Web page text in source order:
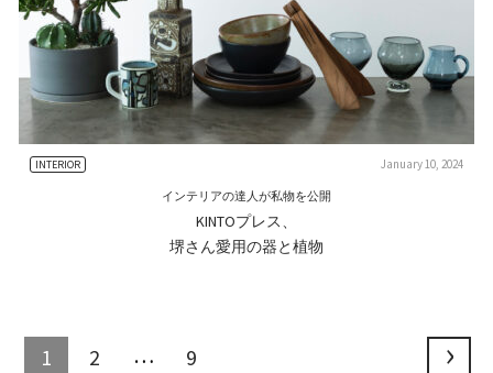
INTERIOR January 10, 2024
インテリアの達人が私物を公開
KINTOプレス、
堺さん愛用の器と植物
1 2 … 9